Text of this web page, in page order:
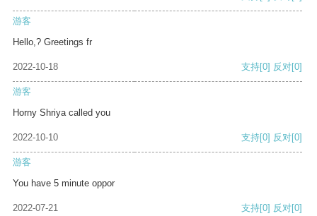
游客
Hello,? Greetings fr
2022-10-18 支持[0] 反对[0]
游客
Horny Shriya called you
2022-10-10 支持[0] 反对[0]
游客
You have 5 minute oppor
2022-07-21 支持[0] 反对[0]